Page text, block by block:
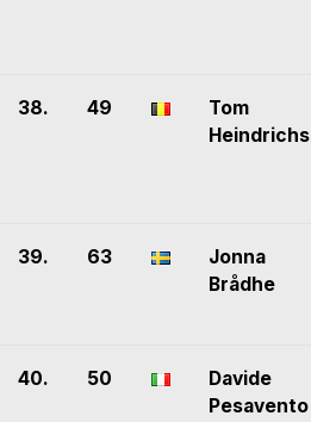
38. 49
Tom
Heindrichs
39. 63
Jonna
Brådhe
40. 50
Davide
Pesavento